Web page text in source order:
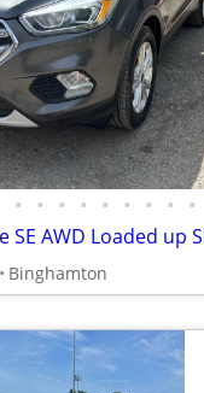
• • • • • • • • •
Binghamton